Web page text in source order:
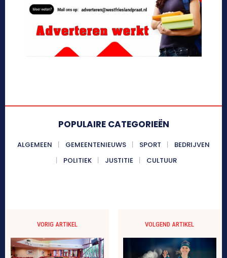
POPULAIRE CATEGORIEËN
ALGEMEEN GEMEENTENIEUWS SPORT
BEDRIJVEN
POLITIEK
JUSTITIE CULTUUR
VORIG ARTIKEL VOLGEND ARTIKEL